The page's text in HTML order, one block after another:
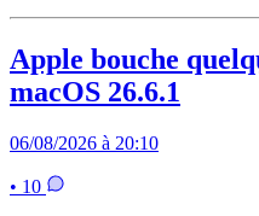
Apple bouche
macOS 26.6.1
06/08/2026 à 20:10
• 10